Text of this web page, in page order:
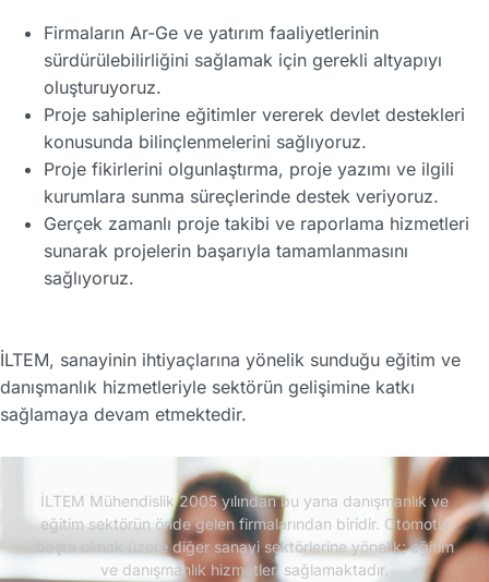
Firmaların Ar-Ge ve yatırım faaliyetlerinin
sürdürülebilirliğini sağlamak için gerekli altyapıyı
oluşturuyoruz.
Proje sahiplerine eğitimler vererek devlet destekleri
konusunda bilinçlenmelerini sağlıyoruz.
Proje fikirlerini olgunlaştırma, proje yazımı ve ilgili
kurumlara sunma süreçlerinde destek veriyoruz.
Gerçek zamanlı proje takibi ve raporlama hizmetleri
sunarak projelerin başarıyla tamamlanmasını
sağlıyoruz.
İLTEM, sanayinin ihtiyaçlarına yönelik sunduğu eğitim ve
danışmanlık hizmetleriyle sektörün gelişimine katkı
sağlamaya devam etmektedir.
İLTEM Mühendislik 2005 yılından bu yana danışmanlık ve
eğitim sektörün önde gelen firmalarından biridir. Otomotiv
başta olmak üzere diğer sanayi sektörlerine yönelik; eğitim
ve danışmanlık hizmetleri sağlamaktadır.